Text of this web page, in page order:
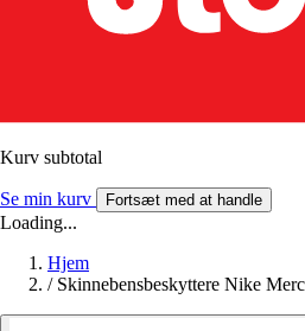
Kurv subtotal
Se min kurv Fortsæt med at handle
Loading...
Hjem
/ Skinnebensbeskyttere Nike